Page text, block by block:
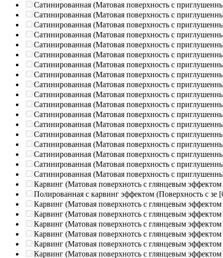
Сатинированная (Матовая поверхность с
Сатинированная (Матовая поверхность с
Сатинированная (Матовая поверхность с
Сатинированная (Матовая поверхность с
Сатинированная (Матовая поверхность с
Сатинированная (Матовая поверхность с
Сатинированная (Матовая поверхность с
Сатинированная (Матовая поверхность с
Сатинированная (Матовая поверхность с
Сатинированная (Матовая поверхность с
Сатинированная (Матовая поверхность с
Сатинированная (Матовая поверхность с
Сатинированная (Матовая поверхность с
Сатинированная (Матовая поверхность с
Сатинированная (Матовая поверхность с
Сатинированная (Матовая поверхность с
Сатинированная (Матовая поверхность с
Сатинированная (Матовая поверхность с
Карвинг (Матовая поверхнотсь с глянцевым эффектом
Полированная c карвинг эффектом (Поверхность с зе
Карвинг (Матовая поверхнотсь с глянцевым эффектом
Карвинг (Матовая поверхнотсь с глянцевым эффектом
Карвинг (Матовая поверхнотсь с глянцевым эффектом
Карвинг (Матовая поверхнотсь с глянцевым эффектом
Карвинг (Матовая поверхнотсь с глянцевым эффектом
Карвинг (Матовая поверхнотсь с глянцевым эффектом